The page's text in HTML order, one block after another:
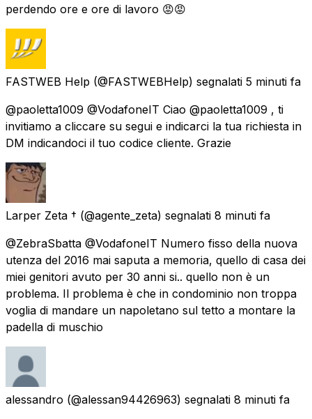
perdendo ore e ore di lavoro 😡😡
FASTWEB Help (@FASTWEBHelp) segnalati 5 minuti fa
@paoletta1009 @VodafoneIT Ciao @paoletta1009 , ti
invitiamo a cliccare su segui e indicarci la tua richiesta in
DM indicandoci il tuo codice cliente. Grazie
Larper Zeta † (@agente_zeta) segnalati 8 minuti fa
@ZebraSbatta @VodafoneIT Numero fisso della nuova
utenza del 2016 mai saputa a memoria, quello di casa dei
miei genitori avuto per 30 anni si.. quello non è un
problema. Il problema è che in condominio non troppa
voglia di mandare un napoletano sul tetto a montare la
padella di muschio
alessandro (@alessan94426963) segnalati 8 minuti fa